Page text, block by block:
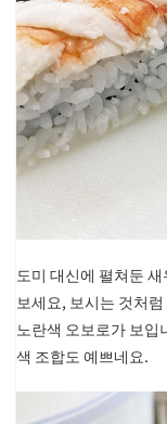
도미 대신에 펼쳐둔
보세요, 보시는 것처
노란색 오보로가 보입
색 조합도 예쁘네요.